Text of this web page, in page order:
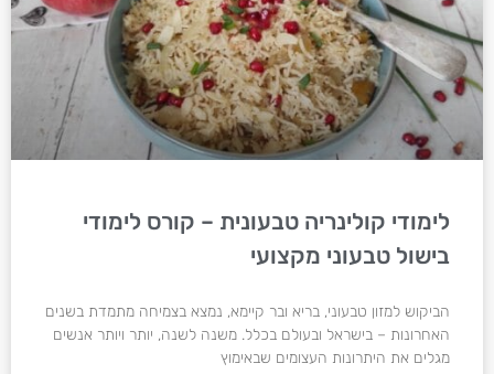
לימודי קולינריה טבעונית – קורס לימודי
בישול טבעוני מקצועי
הביקוש למזון טבעוני, בריא ובר קיימא, נמצא בצמיחה מתמדת בשנים
האחרונות – בישראל ובעולם בכלל. משנה לשנה, יותר ויותר אנשים
מגלים את היתרונות העצומים שבאימוץ